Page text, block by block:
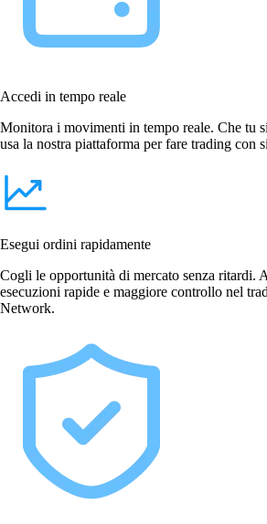
Accedi in tempo reale
Monitora i movimenti in tempo reale. Che tu
usa la nostra piattaforma per fare trading con
Esegui ordini rapidamente
Cogli le opportunità di mercato senza ritardi.
esecuzioni rapide e maggiore controllo nel
Network.